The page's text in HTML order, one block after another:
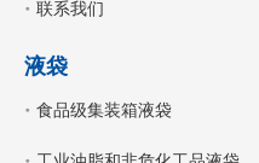
联系我们
液袋
食品级集装箱液袋